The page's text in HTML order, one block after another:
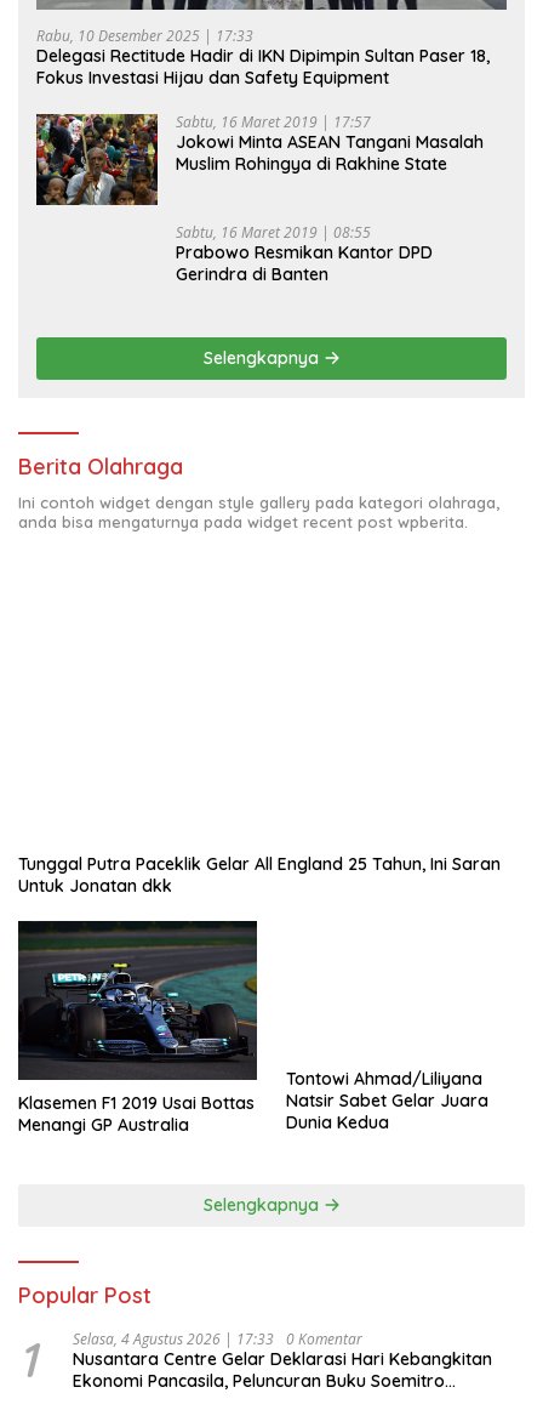
Rabu, 10 Desember 2025 | 17:33
Delegasi Rectitude Hadir di IKN Dipimpin Sultan Paser 18,
Fokus Investasi Hijau dan Safety Equipment
Sabtu, 16 Maret 2019 | 17:57
Jokowi Minta ASEAN Tangani Masalah
Muslim Rohingya di Rakhine State
Sabtu, 16 Maret 2019 | 08:55
Prabowo Resmikan Kantor DPD
Gerindra di Banten
Selengkapnya
Berita Olahraga
Ini contoh widget dengan style gallery pada kategori olahraga,
anda bisa mengaturnya pada widget recent post wpberita.
Tunggal Putra Paceklik Gelar All England 25 Tahun, Ini Saran
Untuk Jonatan dkk
Klasemen F1 2019 Usai Bottas
Menangi GP Australia
Tontowi Ahmad/Liliyana
Natsir Sabet Gelar Juara
Dunia Kedua
Selengkapnya
Popular Post
1 Selasa, 4 Agustus 2026 | 17:33 0 Komentar
Nusantara Centre Gelar Deklarasi Hari Kebangkitan
Ekonomi Pancasila, Peluncuran Buku Soemitro